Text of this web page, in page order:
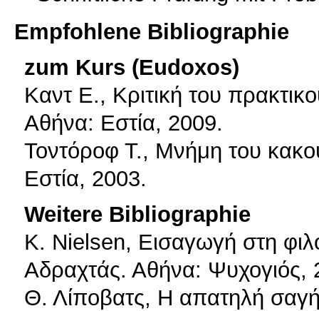
Empfohlene Bibliographie
zum Kurs (Eudoxos)
Καντ Ε., Κριτική του
Αθήνα: Εστία, 2009.
Τοντόροφ Τ., Μνήμη του
Εστία, 2003.
Weitere Bibliographie
K. Nielsen, Εισαγωγή στη
Αδραχτάς. Αθήνα: Ψυχογιός,
Θ. Λίποβατς, Η απατηλή